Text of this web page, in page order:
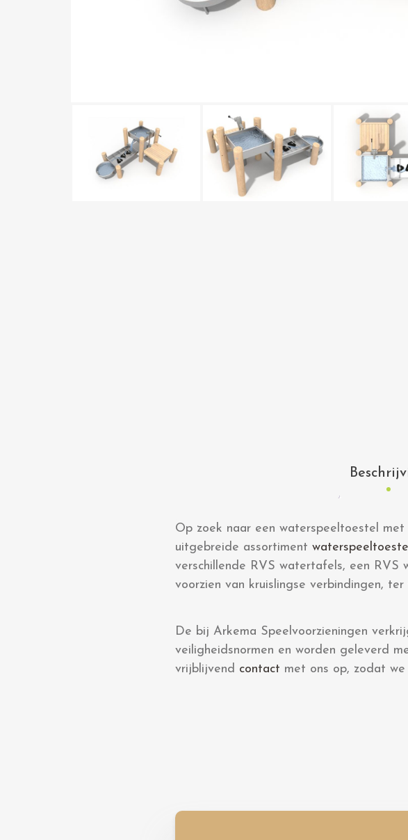
Op zoek naar een waterspeeltoestel
uitgebreide assortiment
verschillende RVS watertafels, een RVS
voorzien van kruislingse verbindingen,
De bij Arkema Speelvoorzieningen
veiligheidsnormen en worden geleverd
vrijblijvend contact met ons op, zodat